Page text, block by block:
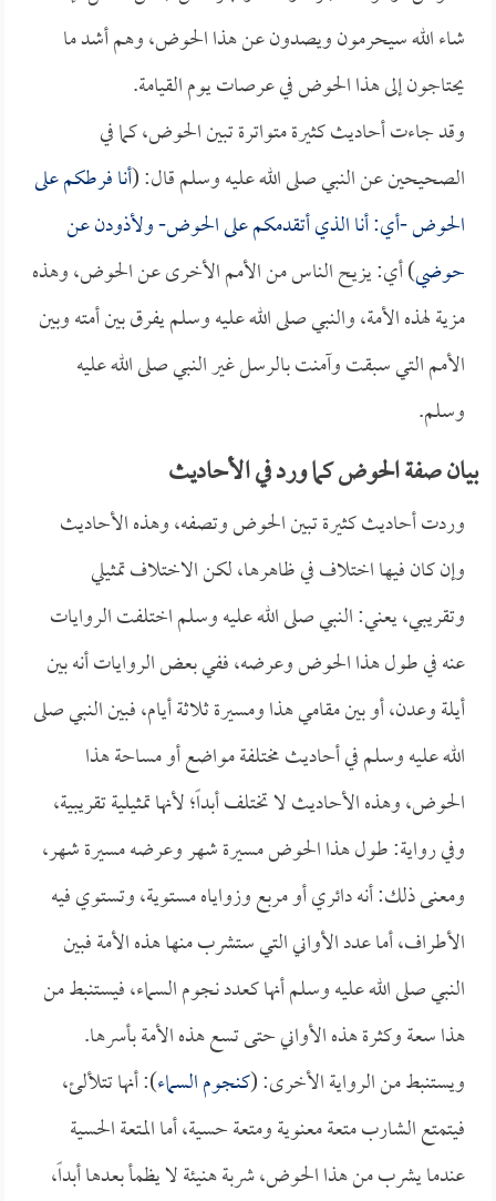
شاء الله سيحرمون ويصدون عن هذا الحوض، وهم أشد ما
يحتاجون إلى هذا الحوض في عرصات يوم القيامة.
وقد جاءت أحاديث كثيرة متواترة تبين الحوض، كما في
الصحيحين عن النبي صلى الله عليه وسلم قال: (أنا فرطكم على
الحوض -أي: أنا الذي أتقدمكم على الحوض- ولأذودن عن
حوضي) أي: يزيح الناس من الأمم الأخرى عن الحوض، وهذه
مزية لهذه الأمة، والنبي صلى الله عليه وسلم يفرق بين أمته وبين
الأمم التي سبقت وآمنت بالرسل غير النبي صلى الله عليه
وسلم.
بيان صفة الحوض كما ورد في الأحاديث
وردت أحاديث كثيرة تبين الحوض وتصفه، وهذه الأحاديث
وإن كان فيها اختلاف في ظاهرها، لكن الاختلاف تمثيلي
وتقريبي، يعني: النبي صلى الله عليه وسلم اختلفت الروايات
عنه في طول هذا الحوض وعرضه، ففي بعض الروايات أنه بين
أيلة وعدن، أو بين مقامي هذا ومسيرة ثلاثة أيام، فبين النبي صلى
الله عليه وسلم في أحاديث مختلفة مواضع أو مساحة هذا
الحوض، وهذه الأحاديث لا تختلف أبداً؛ لأنها تمثيلية تقريبية،
وفي رواية: طول هذا الحوض مسيرة شهر وعرضه مسيرة شهر،
ومعنى ذلك: أنه دائري أو مربع وزواياه مستوية، وتستوي فيه
الأطراف، أما عدد الأواني التي ستشرب منها هذه الأمة فبين
النبي صلى الله عليه وسلم أنها كعدد نجوم السماء، فيستنبط من
هذا سعة وكثرة هذه الأواني حتى تسع هذه الأمة بأسرها.
ويستنبط من الرواية الأخرى: (كنجوم السماء): أنها تتلألئ،
فيتمتع الشارب متعة معنوية ومتعة حسية، أما المتعة الحسية
عندما يشرب من هذا الحوض، شربة هنيئة لا يظمأ بعدها أبداً،